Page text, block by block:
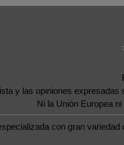
y las opiniones
Ni la Unión Europea
con gran